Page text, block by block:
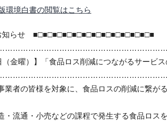
環境白書の閲覧はこちら
らせ ■□■□■□■□■□■□■□■□■□■□■□■□■
金曜）】「食品ロス削減につながるサービス
者の皆様を対象に、食品ロスの削減に繋が
流通・小売などの課程で発生する食品ロス